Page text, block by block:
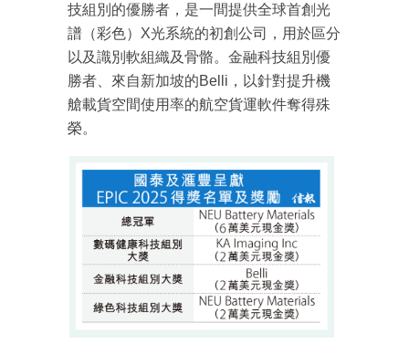
技組別的優勝者，是一間提供全球首創光
譜（彩色）X光系統的初創公司，用於區分
以及識別軟組織及骨骼。金融科技組別優
勝者、來自新加坡的Belli，以針對提升機
艙載貨空間使用率的航空貨運軟件奪得殊
榮。
成為 EJ Tech 會員
最新資訊（附創業懶人包）
箱！